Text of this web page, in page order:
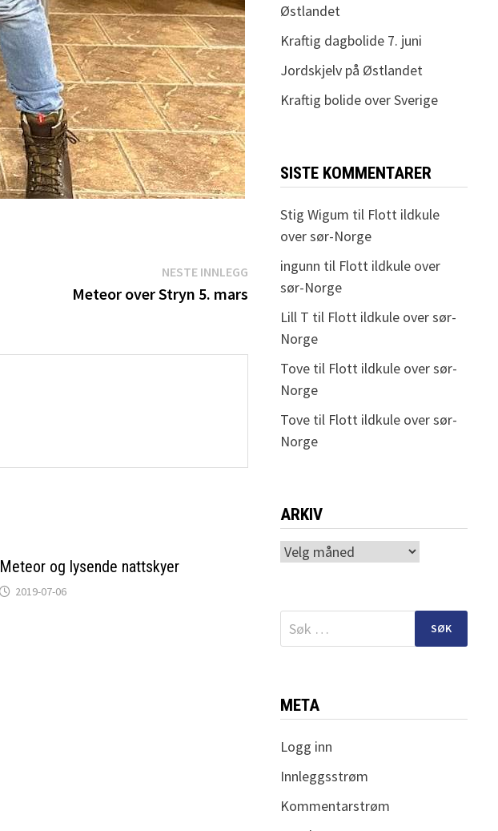
NESTE INNLEGG Neste
innlegg:
Meteor over Stryn 5. mars
Meteor og lysende nattskyer
2019-07-06
Østlandet
Kraftig dagbolide 7. juni
Jordskjelv på Østlandet
Kraftig bolide over Sverige
SISTE KOMMENTARER
Stig Wigum til Flott ildkule
over sør-Norge
ingunn til Flott ildkule over
sør-Norge
Lill T til Flott ildkule over sør-
Norge
Tove til Flott ildkule over sør-
Norge
Tove til Flott ildkule over sør-
Norge
ARKIV
Arkiv
Søk
etter:
META
Logg inn
Innleggsstrøm
Kommentarstrøm